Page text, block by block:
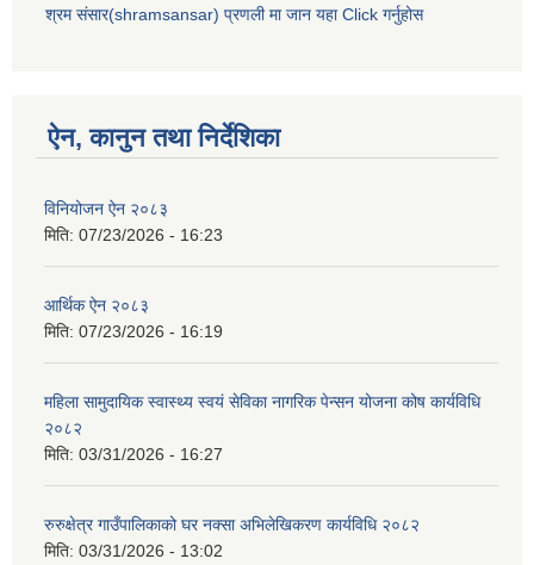
श्रम संसार(shramsansar) प्रणली मा जान यहा Click गर्नुहोस
ऐन, कानुन तथा निर्देशिका
विनियोजन ऐन २०८३
मिति: 07/23/2026 - 16:23
आर्थिक ऐन २०८३
मिति: 07/23/2026 - 16:19
महिला सामुदायिक स्वास्थ्य स्वयं सेविका नागरिक पेन्सन योजना कोष कार्यविधि
२०८२
मिति: 03/31/2026 - 16:27
रुरुक्षेत्र गाउँपालिकाको घर नक्सा अभिलेखिकरण कार्यविधि २०८२
मिति: 03/31/2026 - 13:02